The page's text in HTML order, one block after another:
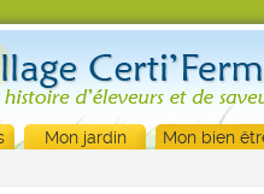
Mon jardin Mon bien